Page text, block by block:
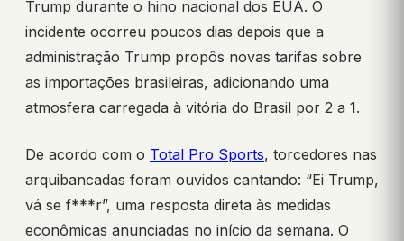
Trump durante o hino nacional dos EUA. O
incidente ocorreu poucos dias depois que a
administração Trump propôs novas tarifas sobre
as importações brasileiras, adicionando uma
atmosfera carregada à vitória do Brasil por 2 a 1.
De acordo com o Total Pro Sports, torcedores nas
arquibancadas foram ouvidos cantando: “Ei Trump,
vá se f***r”, uma resposta direta às medidas
econômicas anunciadas no início da semana. O